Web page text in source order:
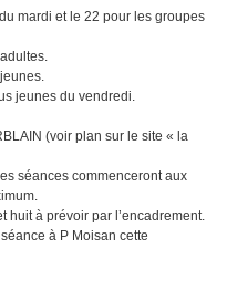
mardi et le 22 pour les groupes
jeunes du vendredi.
(voir plan sur le site « la
séances commenceront aux
huit à prévoir par l’encadrement.
à P Moisan cette